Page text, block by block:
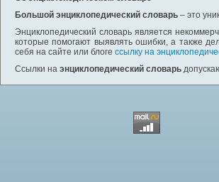
Большой энциклопедический словарь – это
Энциклопедический словарь является
которые помогают выявлять ошибки, а также
себя на сайте или блоге ссылку на
Ссылки на энциклопедический словарь